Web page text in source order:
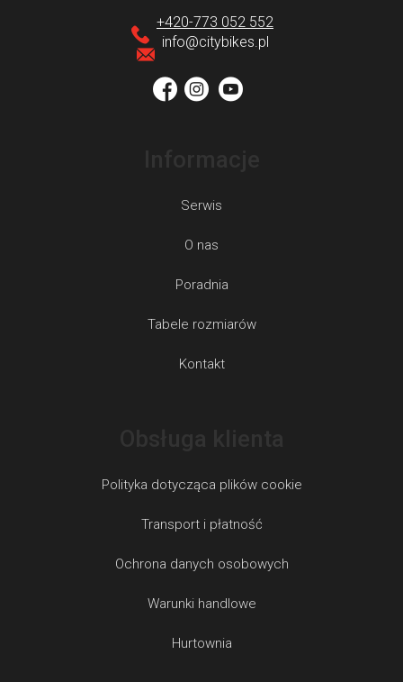
info@citybikes.pl
+420-773 052 552
Serwis
O nas
Poradnia
Tabele rozmiarów
Kontakt
Polityka dotycząca plików cookie
Transport i płatność
Ochrona danych osobowych
Warunki handlowe
Hurtownia